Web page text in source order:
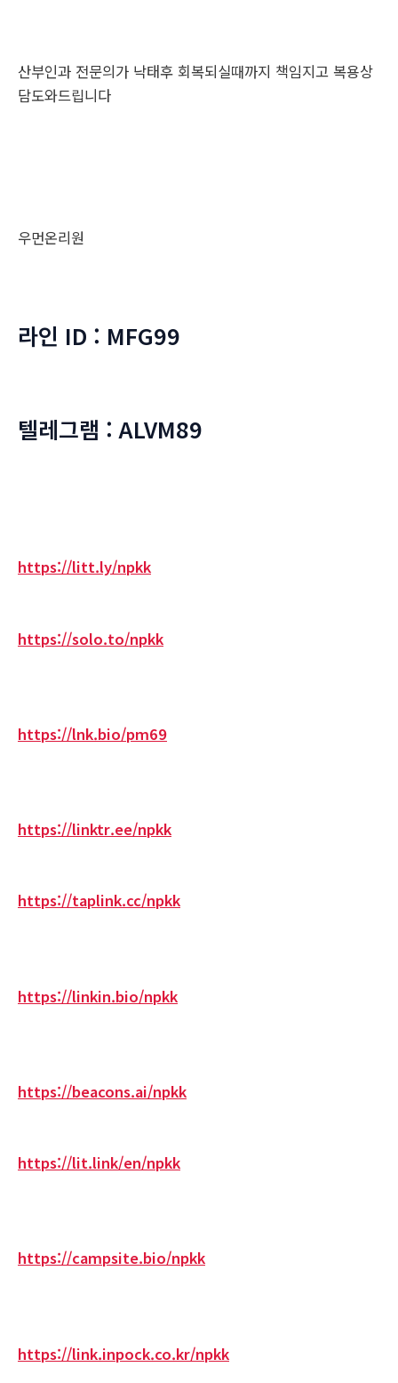
산부인과 전문의가 낙태후 회복되실때까지 책임지고 복용상
담도와드립니다
우먼온리원
라인 ID : MFG99
텔레그램 : ALVM89
https://litt.ly/npkk
https://solo.to/npkk
https://lnk.bio/pm69
https://linktr.ee/npkk
https://taplink.cc/npkk
https://linkin.bio/npkk
https://beacons.ai/npkk
https://lit.link/en/npkk
https://campsite.bio/npkk
https://link.inpock.co.kr/npkk